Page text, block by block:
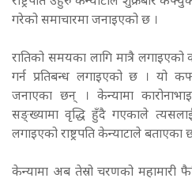
गरेको समाचारमा जनाइएको छ ।
रातिको समयका लागि मात्रै
गर्न प्रतिबन्ध लगाइएको छ । यो
जनाएका छन् । केन्यामा
सङ्ख्यामा वृद्धि हुँदै गएकाले
लगाइएको राष्ट्रपति केन्याटाले बताएका
केन्यामा अब तेस्रो चरणको महामारी